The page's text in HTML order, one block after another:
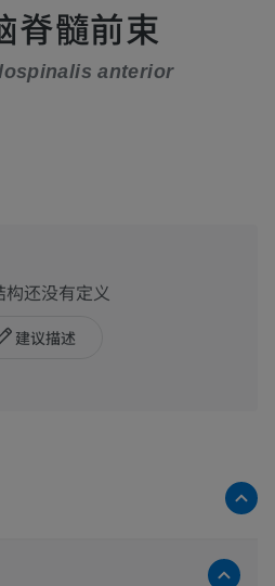
脊髓前束
anterior
构还没有定义
建议描述